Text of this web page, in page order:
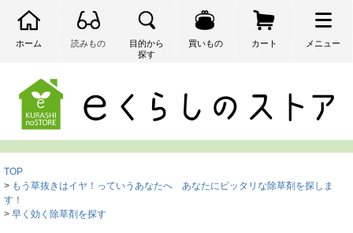
ホーム 読みもの
目的から
探す
買いもの カート メニュー
TOP
もう草抜きはイヤ！っていうあなたへ あなたにピッタリな除草剤を探しま
す！
早く効く除草剤を探す